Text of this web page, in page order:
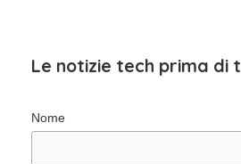
Le notizie tech prima
Nome